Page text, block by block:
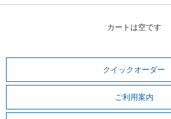
カートは空です
クイックオーダー
ご利用案内